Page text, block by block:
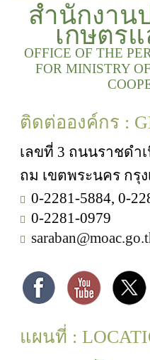
สำนักงาน
เกษตร
OFFICE OF THE
FOR MINISTRY
ติดต่อองค์กร :
เลขที่ 3 ถนนราชดำ
ถม เขตพระนคร กรุง
0-2281-5884, 0-
0-2281-0979
แผนที่ :